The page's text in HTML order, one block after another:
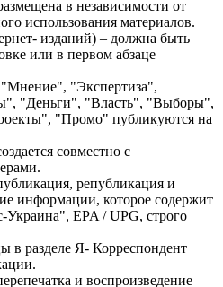
в независимости от
использования материалов.
изданий) – должна быть
или в первом абзаце
"Экспертиза",
"Деньги", "Власть", "Выборы",
"Промо" публикуются на
совместно с
републикация и
информации, которое содержит
EPA / UPG, строго
в разделе Я- Корреспондент
и воспроизведение